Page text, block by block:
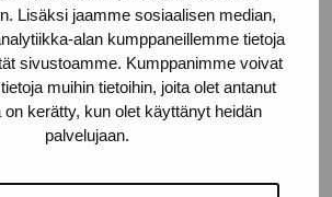
Lisäksi jaamme sosiaalisen median,
alan kumppaneillemme tietoja
sivustoamme. Kumppanimme voivat
muihin tietoihin, joita olet antanut
on kerätty, kun olet käyttänyt heidän
palvelujaan.
Pro Artibus
11